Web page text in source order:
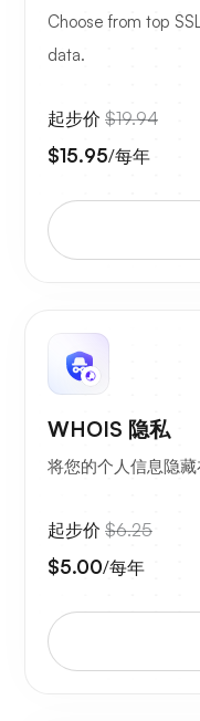
Choose from top
data.
起步价 $19.94
$15.95/每年
WHOIS 隐私
将您的个人信息隐藏
起步价 $6.25
$5.00/每年